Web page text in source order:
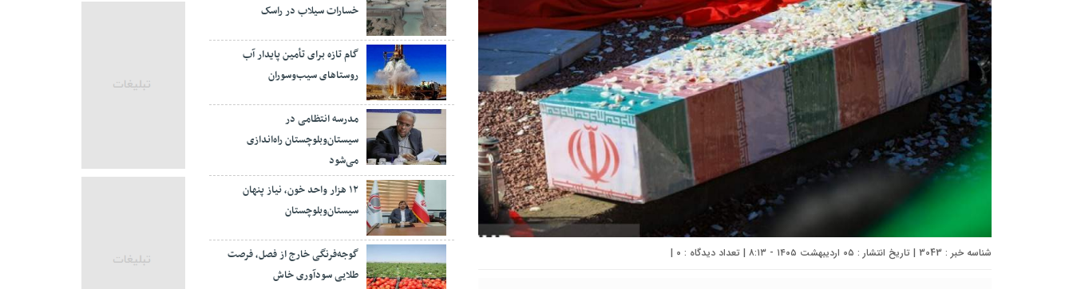
شناسه خبر : 3043 | تاریخ انتشار : ۰۵ اردیبهشت ۱۴۰۵ - ۸:۱۳ | تعداد دیدگاه : ۰ |
خسارات سیلاب در راسک
گام تازه برای تأمین پایدار آب
روستاهای سیب‌وسوران
مدرسه انتظامی در
سیستان‌وبلوچستان راه‌اندازی
می‌شود
۱۲ هزار واحد خون، نیاز پنهان
سیستان‌وبلوچستان
گوجه‌فرنگی خارج از فصل، فرصت
طلایی سودآوری خاش